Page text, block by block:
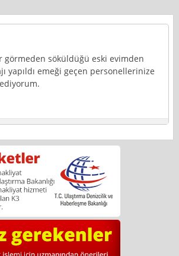
görmeden söküldüğü eski evimden
yapıldı emeği geçen personellerinize